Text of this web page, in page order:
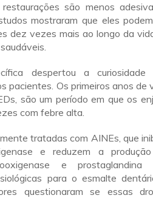
são menos
mostraram que eles
dez vezes mais ao longo da
despertou a curiosidade
pacientes. Os primeiros anos de
são um período em que os
com febre alta.
tratadas com AINEs, que
e reduzem a
e prostaglandina
para o esmalte
questionaram se essas